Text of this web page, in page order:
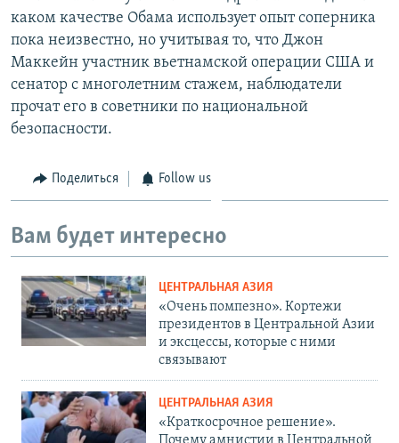
каком качестве Обама использует опыт соперника
пока неизвестно, но учитывая то, что Джон
Маккейн участник вьетнамской операции США и
сенатор с многолетним стажем, наблюдатели
прочат его в советники по национальной
безопасности.
Поделиться Follow us
Вам будет интересно
ЦЕНТРАЛЬНАЯ АЗИЯ
«Очень помпезно». Кортежи
президентов в Центральной Азии
и эксцессы, которые с ними
связывают
ЦЕНТРАЛЬНАЯ АЗИЯ
«Краткосрочное решение».